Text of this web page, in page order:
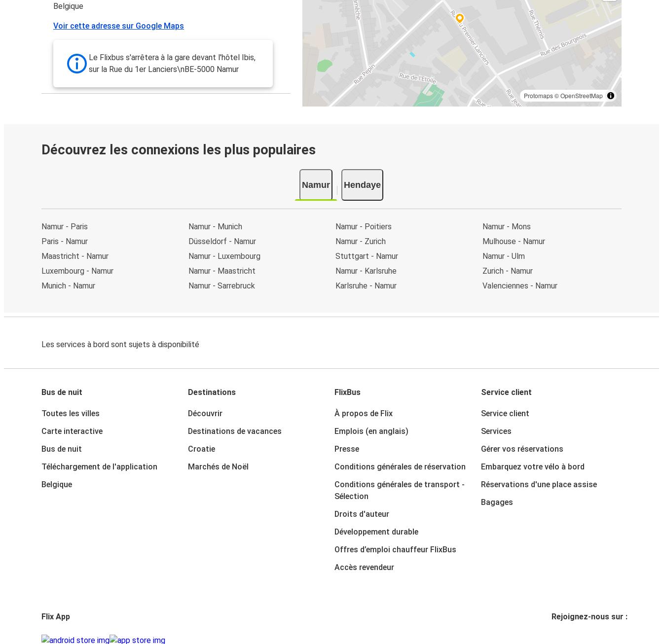
Protomaps©OpenStreetMap
Belgique
Voir cette adresse sur Google Maps
Le Flixbus s'arrêtera à la gare devant l'hôtel Ibis,
sur la Rue du 1er Lanciers\nBE-5000 Namur
Découvrez les connexions les plus populaires
Namur Hendaye
Namur - Paris
Paris - Namur
Maastricht - Namur
Luxembourg - Namur
Munich - Namur
Namur - Munich
Düsseldorf - Namur
Namur - Luxembourg
Namur - Maastricht
Namur - Sarrebruck
Namur - Poitiers
Namur - Zurich
Stuttgart - Namur
Namur - Karlsruhe
Karlsruhe - Namur
Namur - Mons
Mulhouse - Namur
Namur - Ulm
Zurich - Namur
Valenciennes - Namur
Les services à bord sont sujets à disponibilité
Bus de nuit
Toutes les villes
Carte interactive
Bus de nuit
Téléchargement de l'application
Belgique
Destinations
Découvrir
Destinations de vacances
Croatie
Marchés de Noël
FlixBus
À propos de Flix
Emplois (en anglais)
Presse
Conditions générales de réservation
Conditions générales de transport -
Sélection
Droits d'auteur
Développement durable
Offres d’emploi chauffeur FlixBus
Accès revendeur
Service client
Service client
Services
Gérer vos réservations
Embarquez votre vélo à bord
Réservations d'une place assise
Bagages
Flix App Rejoignez-nous sur :